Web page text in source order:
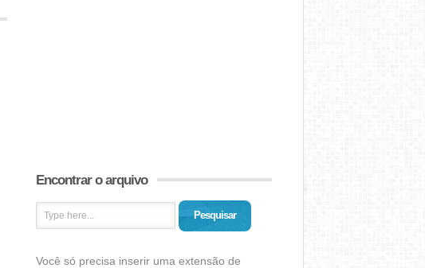
Encontrar o arquivo
Pesquisar
Você só precisa inserir uma extensão de